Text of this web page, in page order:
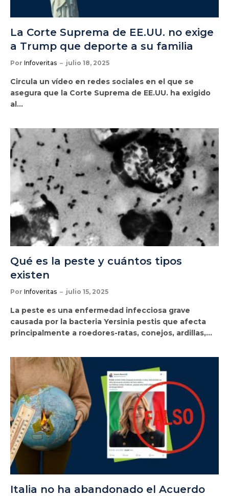
La Corte Suprema de EE.UU. no exige
a Trump que deporte a su familia
Por Infoveritas julio 18, 2025
Circula un vídeo en redes sociales en el que se
asegura que la Corte Suprema de EE.UU. ha exigido
al…
Qué es la peste y cuántos tipos
existen
Por Infoveritas julio 15, 2025
La peste es una enfermedad infecciosa grave
causada por la bacteria Yersinia pestis que afecta
principalmente a roedores-ratas, conejos, ardillas,…
Italia no ha abandonado el Acuerdo